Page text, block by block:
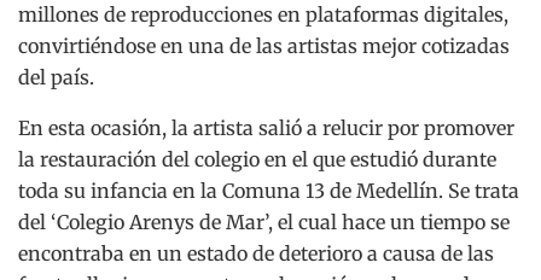
millones de reproducciones en plataformas digitales,
convirtiéndose en una de las artistas mejor cotizadas
del país.
En esta ocasión, la artista salió a relucir por promover
la restauración del colegio en el que estudió durante
toda su infancia en la Comuna 13 de Medellín. Se trata
del ‘Colegio Arenys de Mar’, el cual hace un tiempo se
encontraba en un estado de deterioro a causa de las